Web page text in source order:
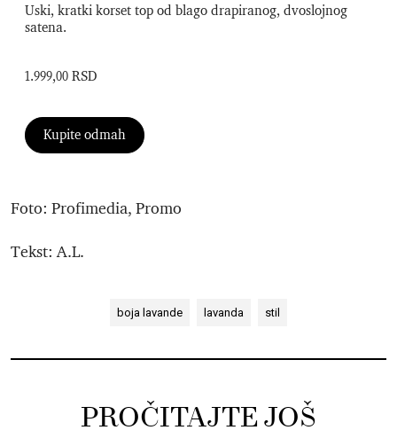
Uski, kratki korset top od blago drapiranog, dvoslojnog
satena.
1.999,00 RSD
Kupite odmah
Foto: Profimedia, Promo
Tekst: A.L.
boja lavande lavanda stil
PROČITAJTE JOŠ